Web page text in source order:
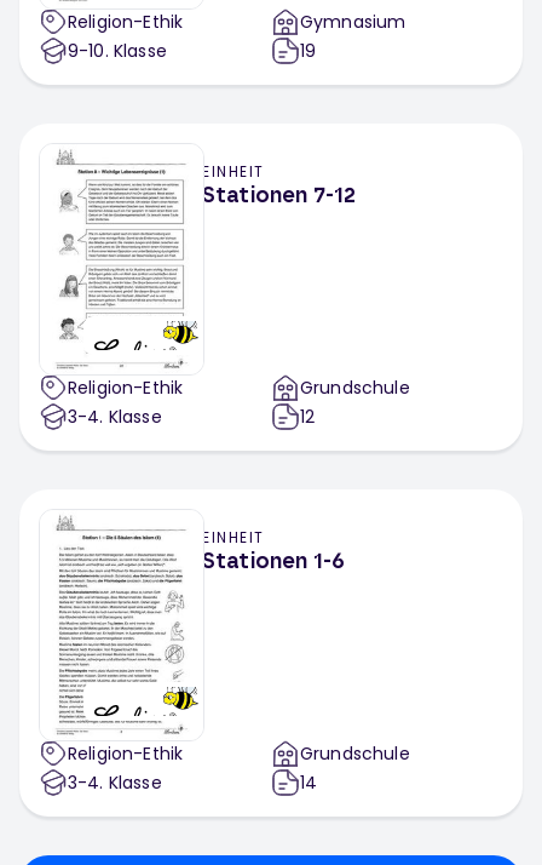
Religion-Ethik
9-10. Klasse
Gymnasium
19
EINHEIT
Stationen 7-12
Religion-Ethik
3-4. Klasse
Grundschule
12
EINHEIT
Stationen 1-6
Religion-Ethik
3-4. Klasse
Grundschule
14